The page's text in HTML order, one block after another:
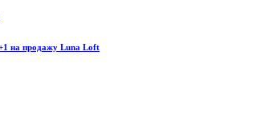
на продажу Luna Loft